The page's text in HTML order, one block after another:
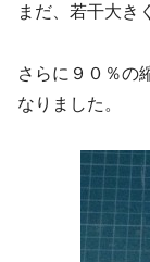
まだ、若干大き
さらに９０％の
なりました。